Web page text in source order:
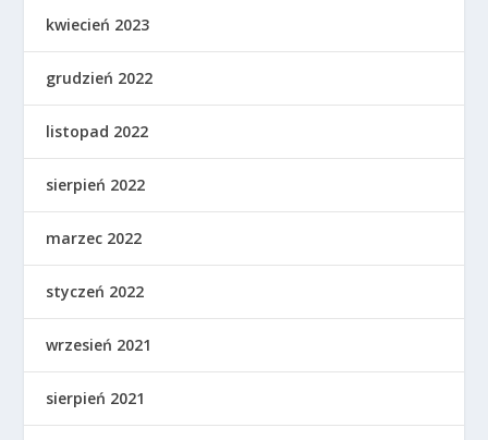
kwiecień 2023
grudzień 2022
listopad 2022
sierpień 2022
marzec 2022
styczeń 2022
wrzesień 2021
sierpień 2021